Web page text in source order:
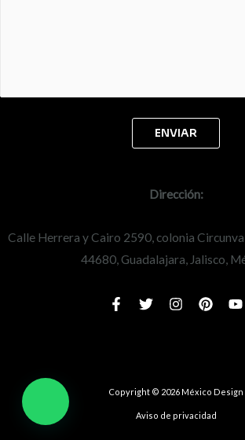
Dirección:
Calle Herrera y Cairo 2590, colonia
44680, Guadalajara, Jalisco,
Copyright © 2026 México Design
Aviso de privacidad